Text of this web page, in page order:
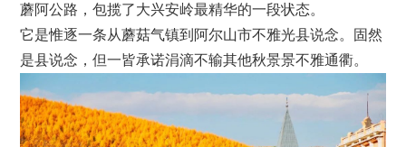
蘑阿公路，包揽了大兴安岭最精华的一段状态。
它是惟逐一条从蘑菇气镇到阿尔山市不雅光县说念。固然
是县说念，但一皆承诺涓滴不输其他秋景景不雅通衢。